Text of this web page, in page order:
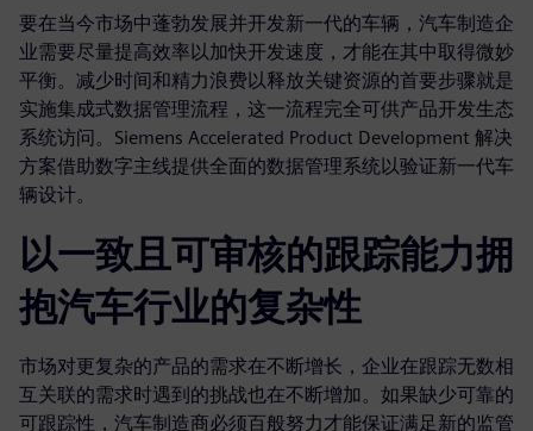
要在当今市场中蓬勃发展并开发新一代的车辆，汽车制造企
业需要尽量提高效率以加快开发速度，才能在其中取得微妙
平衡。减少时间和精力浪费以释放关键资源的首要步骤就是
实施集成式数据管理流程，这一流程完全可供产品开发生态
系统访问。Siemens Accelerated Product Development 解决
方案借助数字主线提供全面的数据管理系统以验证新一代车
辆设计。
以一致且可审核的跟踪能力拥
抱汽车行业的复杂性
市场对更复杂的产品的需求在不断增长，企业在跟踪无数相
互关联的需求时遇到的挑战也在不断增加。如果缺少可靠的
可跟踪性，汽车制造商必须百般努力才能保证满足新的监管